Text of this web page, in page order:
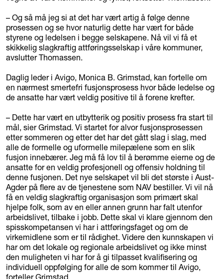
– Og så må jeg si at det har vært artig å følge denne
prosessen og se hvor naturlig dette har vært for både
styrene og ledelsen i begge selskapene. Nå vil vi få et
skikkelig slagkraftig attføringsselskap i våre kommuner,
avslutter Thomassen.
Daglig leder i Avigo, Monica B. Grimstad, kan fortelle om
en nærmest smertefri fusjonsprosess hvor både ledelse og
de ansatte har vært veldig positive til å forene krefter.
– Dette har vært en utbytterik og positiv prosess fra start til
mål, sier Grimstad. Vi startet for alvor fusjonsprosessen
etter sommeren og etter det har det gått slag i slag, med
alle de formelle og uformelle milepælene som en slik
fusjon innebærer. Jeg må få lov til å berømme eierne og de
ansatte for en veldig profesjonell og offensiv holdning til
denne fusjonen. Det nye selskapet vil bli det største i Aust-
Agder på flere av de tjenestene som NAV bestiller. Vi vil nå
få en veldig slagkraftig organisasjon som primært skal
hjelpe folk, som av en eller annen grunn har falt utenfor
arbeidslivet, tilbake i jobb. Dette skal vi klare gjennom den
spisskompetansen vi har i attføringsfaget og om de
virkemidlene som er til rådighet. Videre den kunnskapen vi
har om det lokale og regionale arbeidslivet og ikke minst
den muligheten vi har for å gi tilpasset kvalifisering og
individuell oppfølging for alle de som kommer til Avigo,
forteller Grimstad.